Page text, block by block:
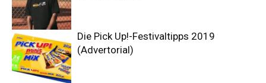
Die Pick Up!-Festivaltipps 2019
(Advertorial)